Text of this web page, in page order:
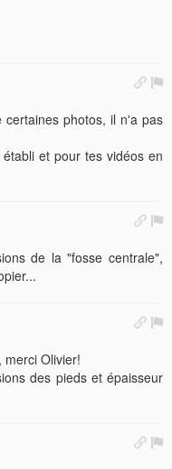
photos, il n'a pas
et pour tes vidéos en
de la "fosse centrale",
merci Olivier!
des pieds et épaisseur